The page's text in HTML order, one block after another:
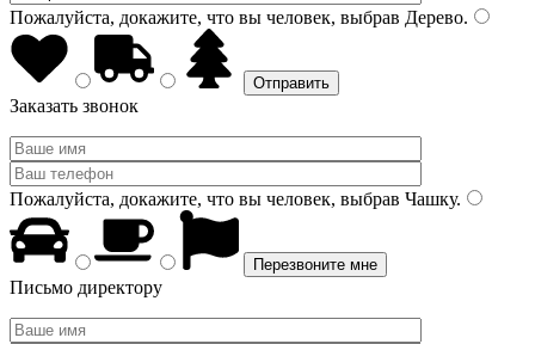
Пожалуйста, докажите, что вы человек, выбрав Дерево.
Заказать звонок
Пожалуйста, докажите, что вы человек, выбрав Чашку.
Письмо директору